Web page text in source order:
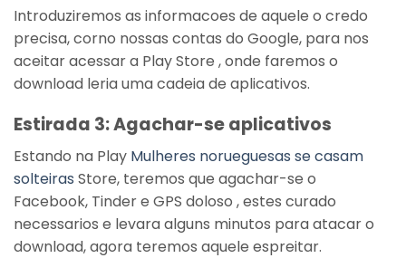
Introduziremos as informacoes de aquele o credo
precisa, corno nossas contas do Google, para nos
aceitar acessar a Play Store , onde faremos o
download leria uma cadeia de aplicativos.
Estirada 3: Agachar-se aplicativos
Estando na Play Mulheres norueguesas se casam
solteiras Store, teremos que agachar-se o
Facebook, Tinder e GPS doloso , estes curado
necessarios e levara alguns minutos para atacar o
download, agora teremos aquele espreitar.